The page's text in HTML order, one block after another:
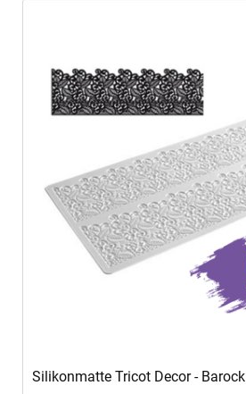
Silikonmatte Tricot Decor - Barock